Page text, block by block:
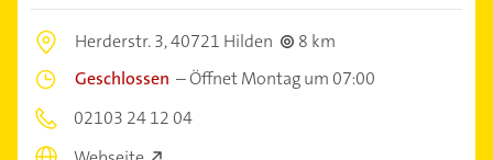
Herderstr. 3,40721 Hilden
8 km
Geschlossen –Öffnet Montag um 07:00
02103 24 12 04